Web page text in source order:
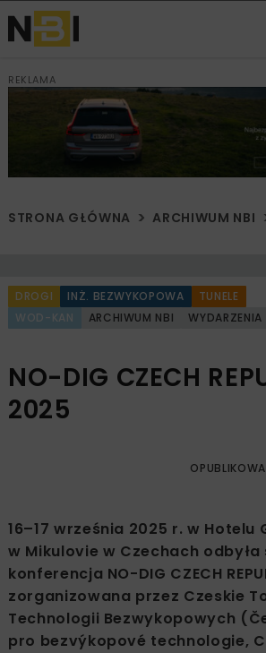
REKLAMA
STRONA GŁÓWNA ARCHIWUM NBI
DROGI INŻ. BEZWYKOPOWA
TUNELE
WOD-KAN
ARCHIWUM NBI WYDARZENIA
NO-DIG CZECH
2025
16–17 września 2025 r. w Hotelu
w Mikulovie w Czechach odbyła
konferencja NO-DIG CZECH
zorganizowana przez Czeskie
Technologii Bezwykopowych
pro bezvýkopové technologie,